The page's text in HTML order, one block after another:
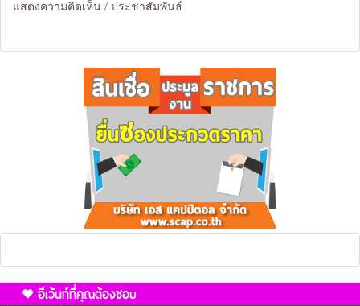
แสดงความคิดเห็น / ประชาสัมพันธ์
อีเว้นท์ที่คุณต้องชอบ